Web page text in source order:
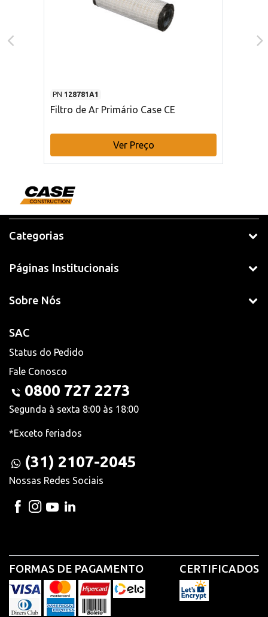
PN 128781A1
Filtro de Ar Primário Case CE
Ver Preço
Categorias
Páginas Institucionais
Sobre Nós
SAC
Status do Pedido
Fale Conosco
0800 727 2273
Segunda à sexta 8:00 às 18:00
*Exceto feriados
(31) 2107-2045
Nossas Redes Sociais
FORMAS DE PAGAMENTO CERTIFICADOS